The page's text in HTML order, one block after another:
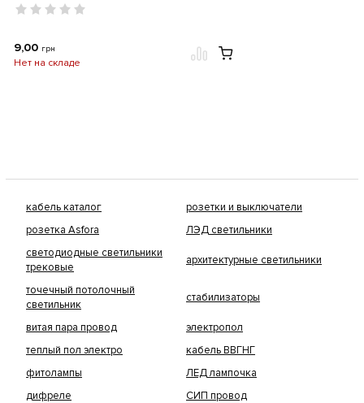
9,00 грн
Нет на складе
кабель каталог
розетки и выключатели
розетка Asfora
ЛЭД светильники
светодиодные светильники
трековые
архитектурные светильники
точечный потолочный
светильник
стабилизаторы
витая пара провод
электропол
теплый пол электро
кабель ВВГНГ
фитолампы
ЛЕД лампочка
дифреле
СИП провод